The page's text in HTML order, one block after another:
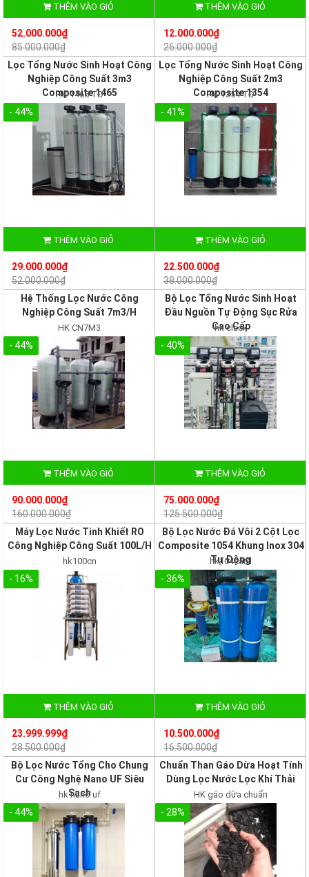
THÊM VÀO GIỎ
52.000.000₫
85.000.000₫
THÊM VÀO GIỎ
12.000.000₫
26.000.000₫
Lọc Tổng Nước Sinh Hoạt Công
Nghiệp Công Suất 3m3
Composite 1465
HK 1465 TĐ
- 44%
THÊM VÀO GIỎ
29.000.000₫
52.000.000₫
Lọc Tổng Nước Sinh Hoạt Công
Nghiệp Công Suất 2m3
Composite 1354
HK 1354 TĐ
- 41%
THÊM VÀO GIỎ
22.500.000₫
38.000.000₫
Hệ Thống Lọc Nước Công
Nghiệp Công Suất 7m3/H
HK CN7M3
- 44%
THÊM VÀO GIỎ
90.000.000₫
160.000.000₫
Bộ Lọc Tổng Nước Sinh Hoạt
Đầu Nguồn Tự Động Sục Rửa
Cao Cấp
hk clack
- 40%
THÊM VÀO GIỎ
75.000.000₫
125.500.000₫
Máy Lọc Nước Tinh Khiết RO
Công Nghiệp Công Suất 100L/H
hk100cn
- 16%
THÊM VÀO GIỎ
23.999.999₫
28.500.000₫
Bộ Lọc Nước Đá Vôi 2 Cột Lọc
Composite 1054 Khung Inox 304
Tự Động
hk104catd
- 36%
THÊM VÀO GIỎ
10.500.000₫
16.500.000₫
Bộ Lọc Nước Tổng Cho Chung
Cư Công Nghệ Nano UF Siêu
Sạch
hk nano uf
- 44%
Chuẩn Than Gáo Dừa Hoạt Tính
Dùng Lọc Nước Lọc Khí Thải
HK gáo dừa chuẩn
- 28%